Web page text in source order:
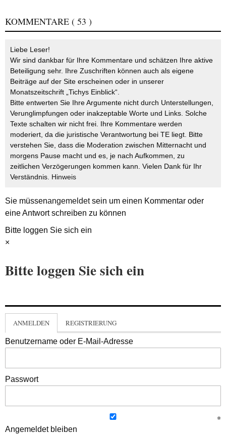
KOMMENTARE ( 53 )
Liebe Leser!
Wir sind dankbar für Ihre Kommentare und schätzen Ihre aktive
Beteiligung sehr. Ihre Zuschriften können auch als eigene
Beiträge auf der Site erscheinen oder in unserer
Monatszeitschrift „Tichys Einblick“.
Bitte entwerten Sie Ihre Argumente nicht durch Unterstellungen,
Verunglimpfungen oder inakzeptable Worte und Links. Solche
Texte schalten wir nicht frei. Ihre Kommentare werden
moderiert, da die juristische Verantwortung bei TE liegt. Bitte
verstehen Sie, dass die Moderation zwischen Mitternacht und
morgens Pause macht und es, je nach Aufkommen, zu
zeitlichen Verzögerungen kommen kann. Vielen Dank für Ihr
Verständnis. Hinweis
Sie müssenangemeldetsein um einen Kommentar oder
eine Antwort schreiben zu können
Bitte loggen Sie sich ein
×
Bitte loggen Sie sich ein
ANMELDEN REGISTRIERUNG
Benutzername oder E-Mail-Adresse
Passwort
Angemeldet bleiben